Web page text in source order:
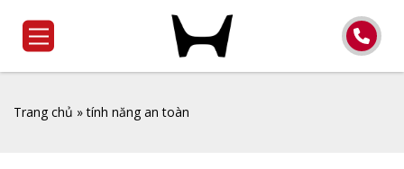
Trang chủ »tính năng an toàn